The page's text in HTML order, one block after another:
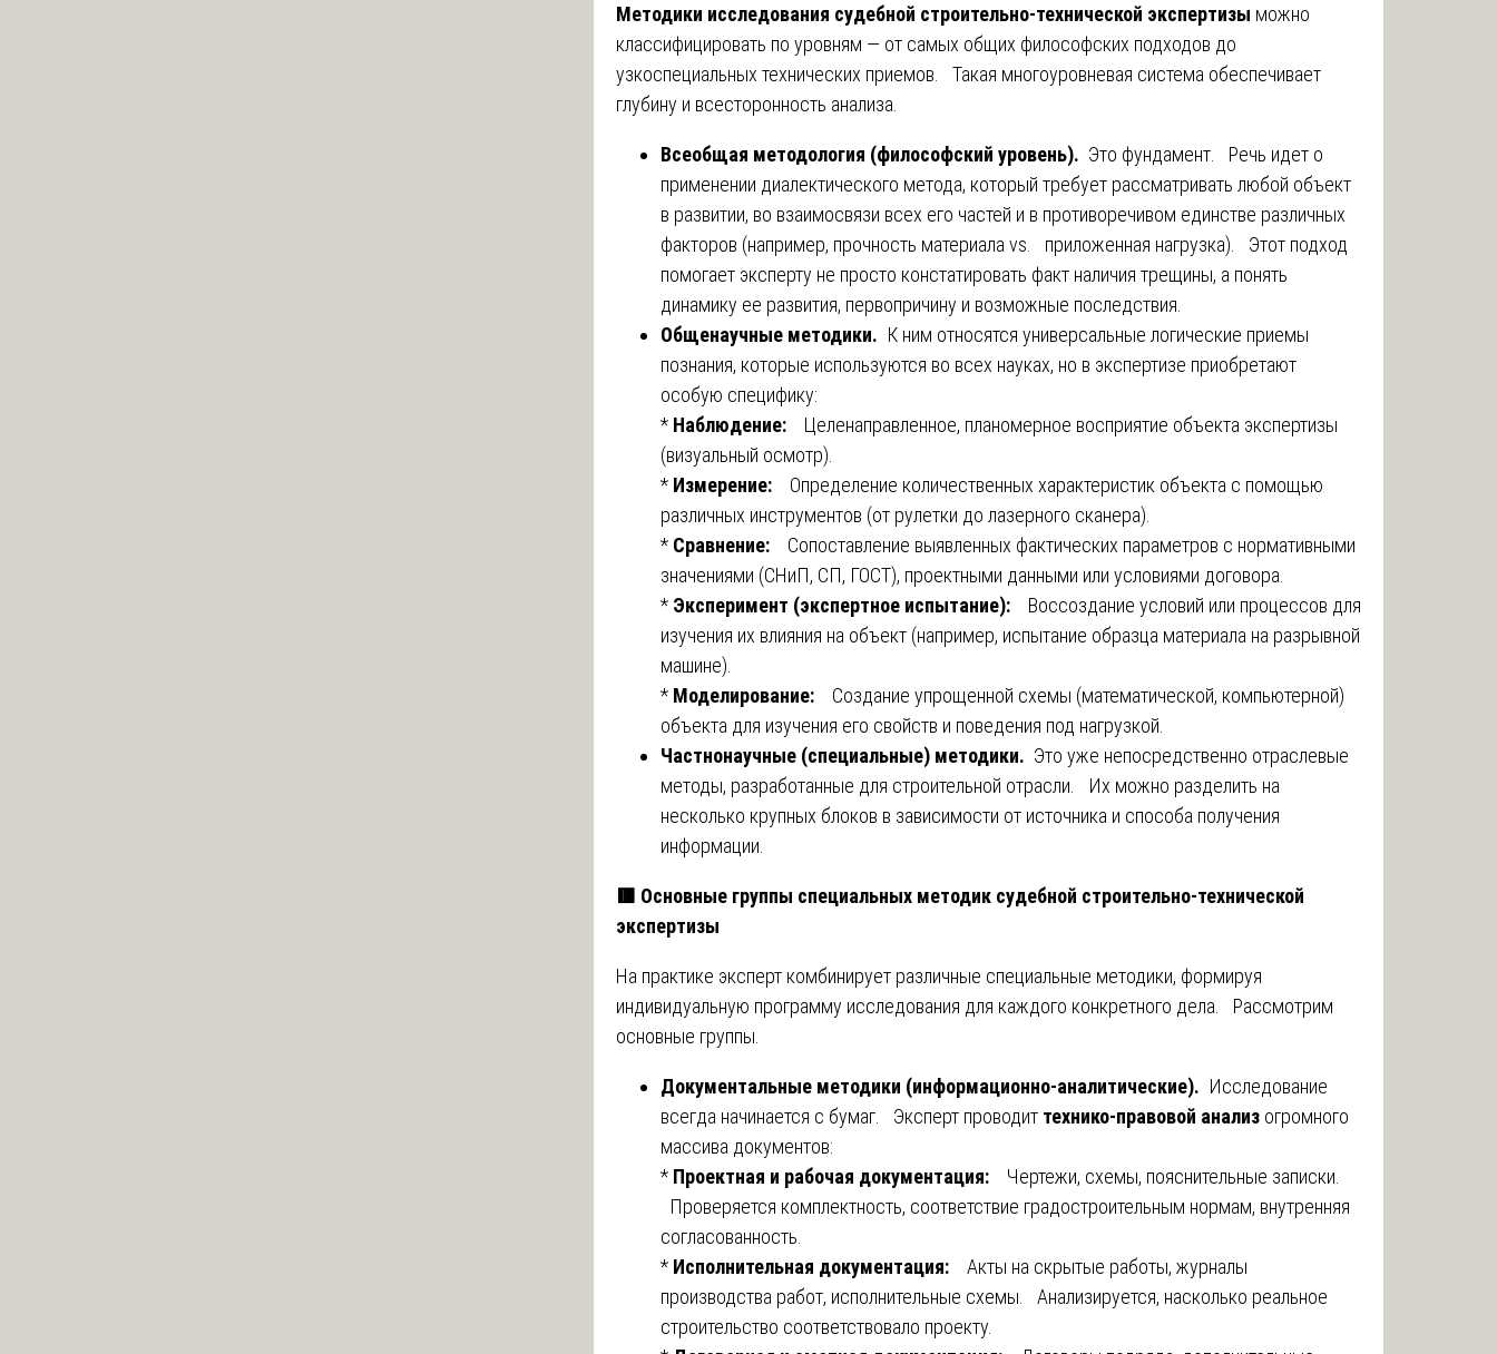
Методики исследования судебной строительно-технической экспертизы можно
классифицировать по уровням — от самых общих философских подходов до
узкоспециальных технических приемов. Такая многоуровневая система обеспечивает
глубину и всесторонность анализа.
Всеобщая методология (философский уровень). Это фундамент. Речь идет о
применении диалектического метода, который требует рассматривать любой объект
в развитии, во взаимосвязи всех его частей и в противоречивом единстве различных
факторов (например, прочность материала vs. приложенная нагрузка). Этот подход
помогает эксперту не просто констатировать факт наличия трещины, а понять
динамику ее развития, первопричину и возможные последствия.
Общенаучные методики. К ним относятся универсальные логические приемы
познания, которые используются во всех науках, но в экспертизе приобретают
особую специфику:
* Наблюдение:
Целенаправленное, планомерное восприятие объекта экспертизы
(визуальный осмотр).
* Измерение:
Определение количественных характеристик объекта с помощью
различных инструментов (от рулетки до лазерного сканера).
* Сравнение:
Сопоставление выявленных фактических параметров с нормативными
значениями (СНиП, СП, ГОСТ), проектными данными или условиями договора.
* Эксперимент (экспертное испытание):
Воссоздание условий или процессов для
изучения их влияния на объект (например, испытание образца материала на разрывной
машине).
* Моделирование:
Создание упрощенной схемы (математической, компьютерной)
объекта для изучения его свойств и поведения под нагрузкой.
Частнонаучные (специальные) методики. Это уже непосредственно отраслевые
методы, разработанные для строительной отрасли. Их можно разделить на
несколько крупных блоков в зависимости от источника и способа получения
информации.
🟥 Основные группы специальных методик судебной строительно-технической
экспертизы
На практике эксперт комбинирует различные специальные методики, формируя
индивидуальную программу исследования для каждого конкретного дела. Рассмотрим
основные группы.
Документальные методики (информационно-аналитические). Исследование
всегда начинается с бумаг. Эксперт проводит технико-правовой анализ огромного
массива документов:
* Проектная и рабочая документация:
Чертежи, схемы, пояснительные записки.
Проверяется комплектность, соответствие градостроительным нормам, внутренняя
согласованность.
* Исполнительная документация:
Акты на скрытые работы, журналы
производства работ, исполнительные схемы. Анализируется, насколько реальное
строительство соответствовало проекту.